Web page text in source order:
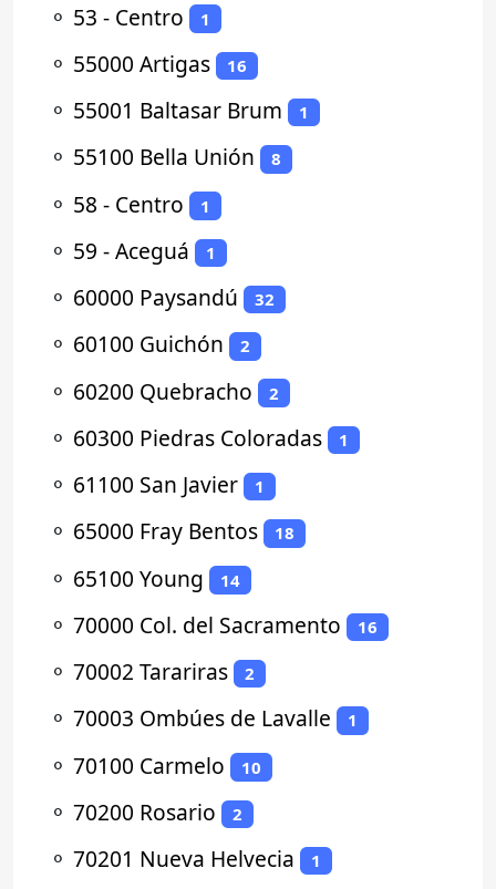
⚬ 53 - Centro 1
⚬ 55000 Artigas 16
⚬ 55001 Baltasar Brum 1
⚬ 55100 Bella Unión 8
⚬ 58 - Centro 1
⚬ 59 - Aceguá 1
⚬ 60000 Paysandú 32
⚬ 60100 Guichón 2
⚬ 60200 Quebracho 2
⚬ 60300 Piedras Coloradas 1
⚬ 61100 San Javier 1
⚬ 65000 Fray Bentos 18
⚬ 65100 Young 14
⚬ 70000 Col. del Sacramento 16
⚬ 70002 Tarariras 2
⚬ 70003 Ombúes de Lavalle 1
⚬ 70100 Carmelo 10
⚬ 70200 Rosario 2
⚬ 70201 Nueva Helvecia 1